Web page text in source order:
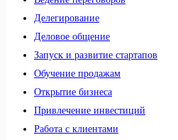
Делегирование
Деловое общение
Запуск и развитие стартапов
Обучение продажам
Открытие бизнеса
Привлечение инвестиций
Работа с клиентами